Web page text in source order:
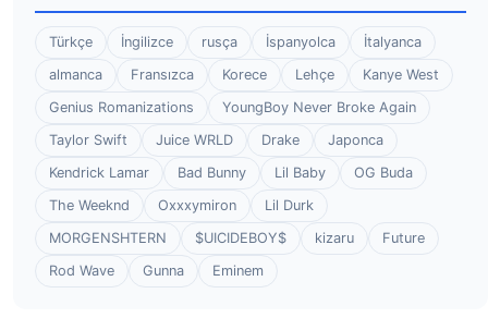
Türkçe İngilizce rusça İspanyolca
İtalyanca
almanca
Fransızca Korece Lehçe
Kanye West
Genius Romanizations
YoungBoy Never Broke Again
Taylor Swift
Juice WRLD Drake
Japonca
Kendrick Lamar
Bad Bunny Lil Baby
OG Buda
The Weeknd
Oxxxymiron
Lil Durk
MORGENSHTERN
$UICIDEBOY$ kizaru
Future
Rod Wave
Gunna Eminem